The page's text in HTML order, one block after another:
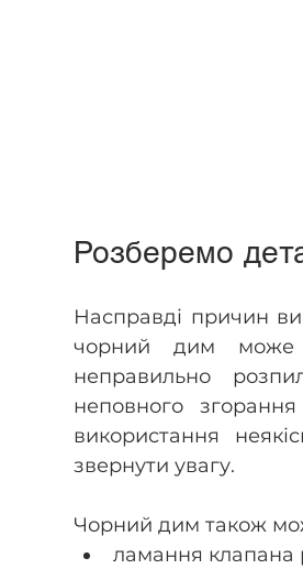
Розберемо
Насправді причин
чорний дим може
неправильно
неповного
використання
звернути увагу.
Чорний дим також
ламання клапана